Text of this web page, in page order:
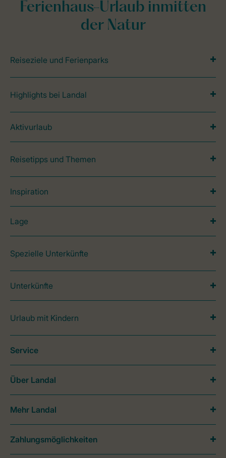
Ferienhaus-Urlaub inmitten
der Natur
Reiseziele und Ferienparks
Highlights bei Landal
Aktivurlaub
Reisetipps und Themen
Inspiration
Lage
Spezielle Unterkünfte
Unterkünfte
Urlaub mit Kindern
Service
Über Landal
Mehr Landal
Zahlungsmöglichkeiten